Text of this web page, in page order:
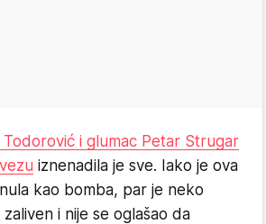
Todorović i glumac Petar Strugar
iznenadila je sve. Iako je ova
kao bomba, par je neko
i nije se oglašao da